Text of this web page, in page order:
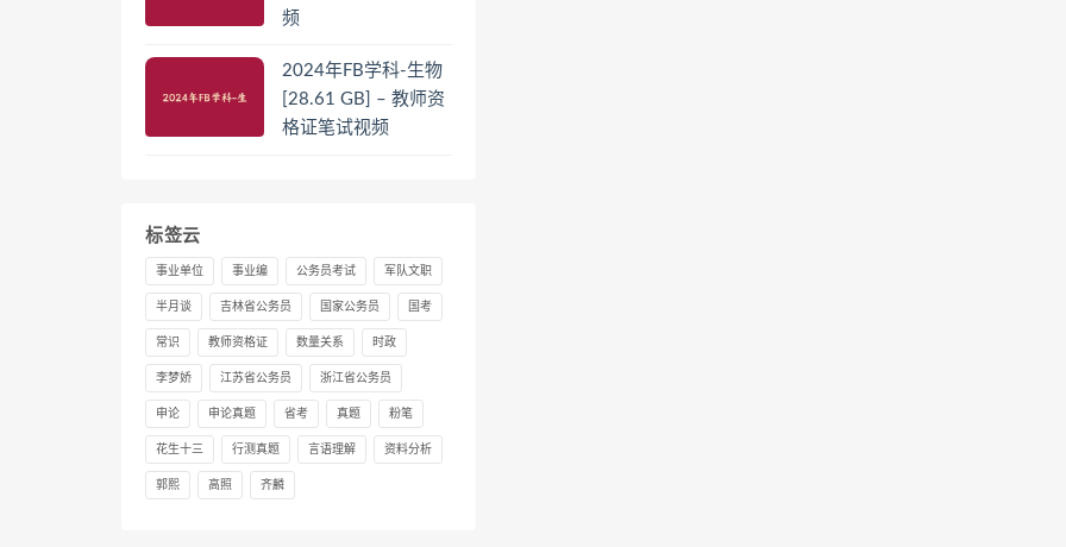
频
2024年FB学科-生物
[28.61 GB] – 教师资
格证笔试视频
标签云
事业单位 事业编 公务员考试 军队文职
半月谈 吉林省公务员 国家公务员 国考
常识 教师资格证 数量关系 时政
李梦娇 江苏省公务员 浙江省公务员
申论 申论真题 省考 真题 粉笔
花生十三 行测真题 言语理解 资料分析
郭熙 高照 齐麟